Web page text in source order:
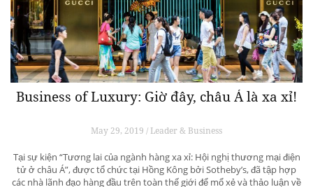
Business of Luxury: Giờ đây, châu Á là xa xỉ!
May 29, 2019 / Leader & Business
Tại sự kiện “Tương lai của ngành hàng xa xỉ: Hội nghị thương mại điện
tử ở châu Á”, được tổ chức tại Hồng Kông bởi Sotheby’s, đã tập hợp
các nhà lãnh đạo hàng đầu trên toàn thế giới để mổ xẻ và thảo luận về